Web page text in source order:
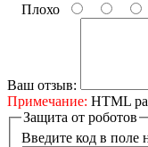
Плохо
Ваш отзыв:
Примечание: HTML
Защита от роботов
Введите код в поле